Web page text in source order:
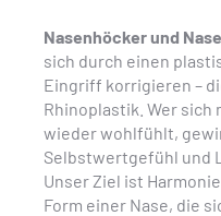
Nasenhöcker und
sich durch einen
Eingriff korrigieren –
Rhinoplastik. Wer sich
wieder wohlfühlt,
Selbstwertgefühl und
Unser Ziel ist
Form einer Nase, die